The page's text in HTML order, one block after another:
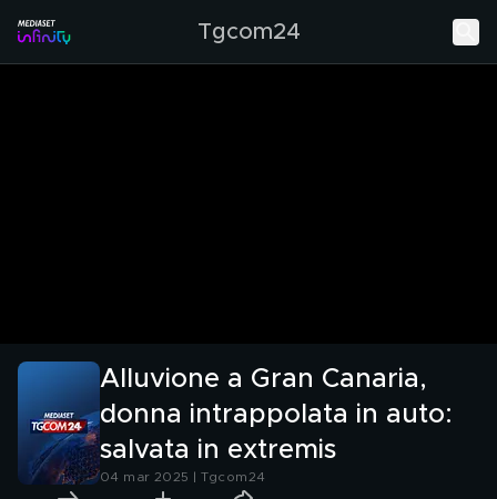
Tgcom24
Alluvione a Gran Canaria,
donna intrappolata in auto:
salvata in extremis
04 mar 2025 | Tgcom24